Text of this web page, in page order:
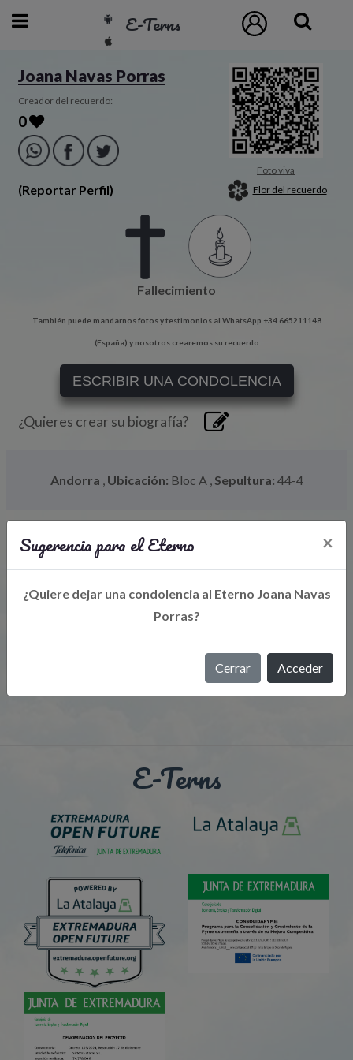
E-Terns
ENG
POR
Inicio
Acceso
Joana Navas Porras
Creador del recuerdo:
0
(Reportar Perfil)
Foto viva
Flor del recuerdo
Fallecimiento
También puede mandarnos fotos y testimonios al WhatsApp +34 665211148
(España) y nosotros crearemos su recuerdo
ESCRIBIR UNA CONDOLENCIA
¿Quieres crear su biografía?
Andorra , Ubicación: Bloc A , Sepultura: 44-4
Libro de Eterno
Sugerencia para el Eterno ×
¿Quiere dejar una condolencia al Eterno Joana Navas
Porras?
Cerrar Acceder
E-Terns